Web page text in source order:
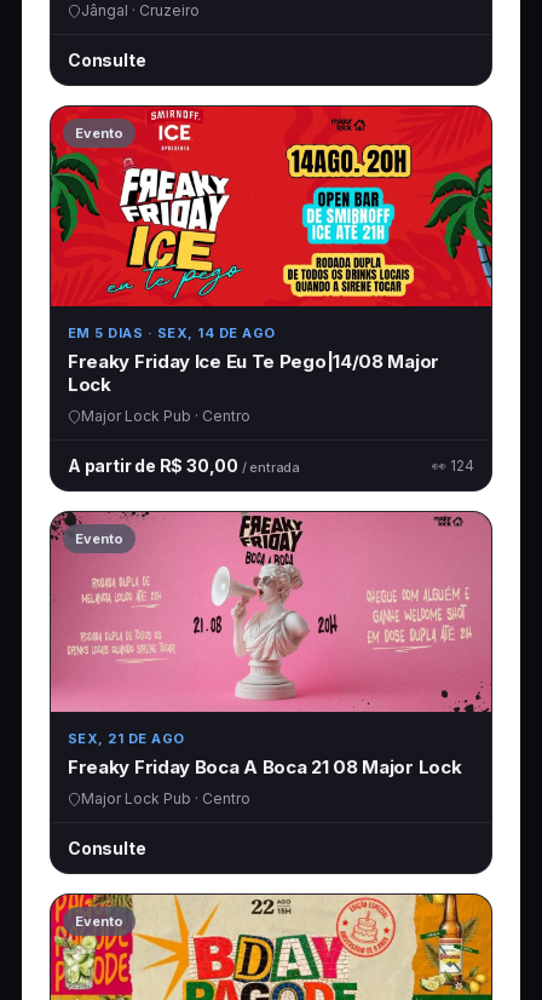
Jângal · Cruzeiro
Consulte
Evento
EM 5 DIAS · SEX, 14 DE AGO
Freaky Friday Ice Eu Te Pego|14/08 Major
Lock
Major Lock Pub · Centro
A partir de R$ 30,00 / entrada 👀 124
Evento
SEX, 21 DE AGO
Freaky Friday Boca A Boca 21 08 Major Lock
Major Lock Pub · Centro
Consulte
Evento